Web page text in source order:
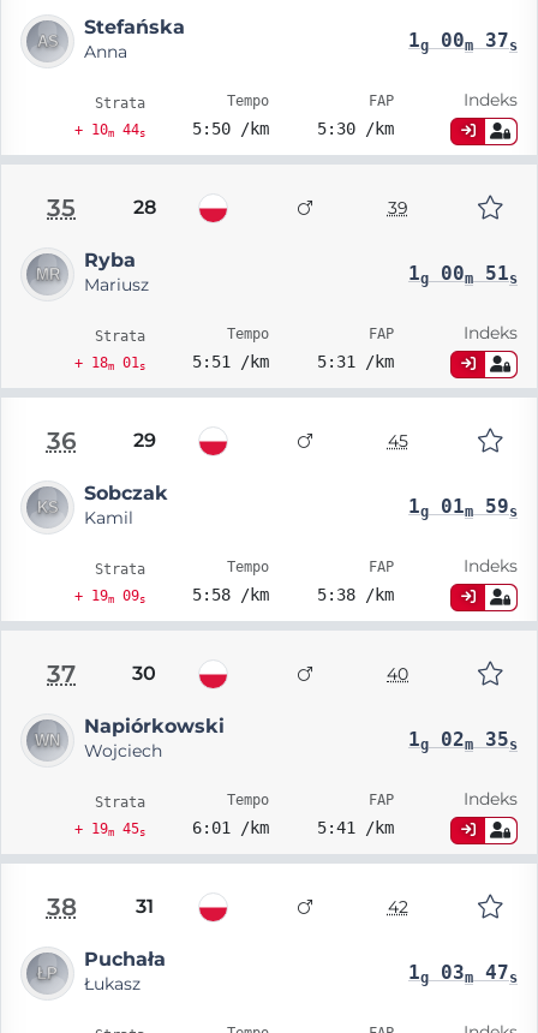
Stefańska
Anna 1g00m37s
Strata
+ 10m44s
Tempo
5:50 /km
FAP
5:30 /km
Indeks
35 28 39
Ryba
Mariusz 1g00m51s
Strata
+ 18m01s
Tempo
5:51 /km
FAP
5:31 /km
Indeks
36 29 45
Sobczak
Kamil 1g01m59s
Strata
+ 19m09s
Tempo
5:58 /km
FAP
5:38 /km
Indeks
37 30 40
Napiórkowski
Wojciech 1g02m35s
Strata
+ 19m45s
Tempo
6:01 /km
FAP
5:41 /km
Indeks
38 31 42
Puchała
Łukasz 1g03m47s